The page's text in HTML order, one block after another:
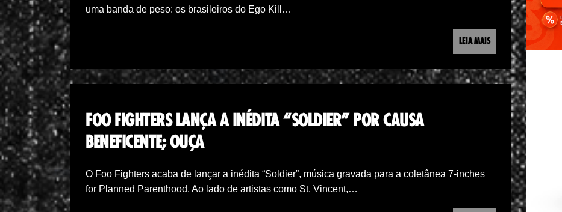
uma banda de peso: os brasileiros do Ego Kill…
LEIA MAIS
FOO FIGHTERS LANÇA A INÉDITA “SOLDIER” POR CAUSA
BENEFICENTE; OUÇA
O Foo Fighters acaba de lançar a inédita “Soldier”, música gravada para a coletânea 7-inches
for Planned Parenthood. Ao lado de artistas como St. Vincent,…